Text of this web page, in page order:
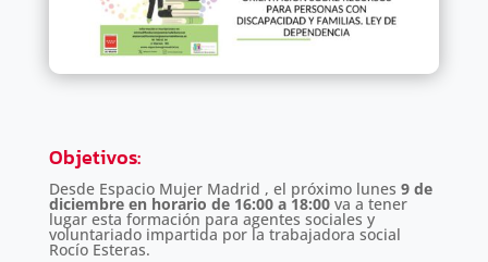
Objetivos:
Desde Espacio Mujer Madrid , el próximo lunes 9 de
diciembre en horario de 16:00 a 18:00va a tener
lugar esta formación para agentes sociales y
voluntariado impartida por la trabajadora social
Rocío Esteras.